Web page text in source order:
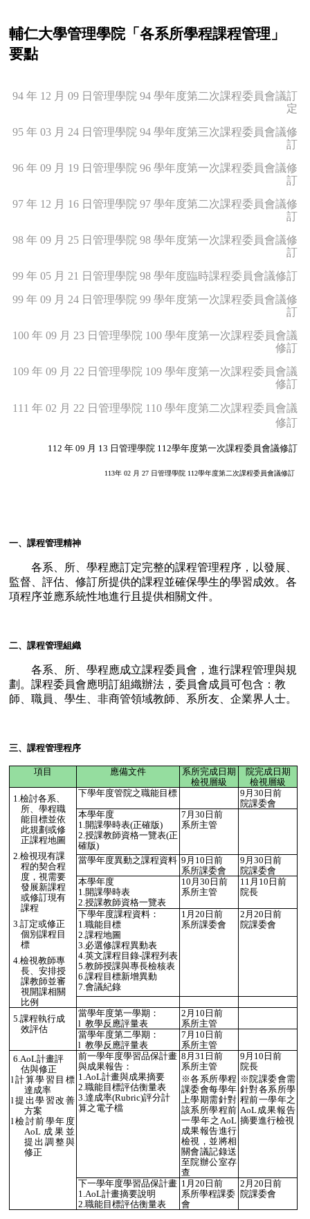
輔仁大學管理學院「各系所學程課程管理」
要點
94 年 12 月 09 日管理學院 94 學年度第二次課程委員會議訂
定
95 年 03 月 24 日管理學院 94 學年度第三次課程委員會議修
訂
96 年 09 月 19 日管理學院 96 學年度第一次課程委員會議修
訂
97 年 12 月 16 日管理學院 97 學年度第二次課程委員會議修
訂
98 年 09 月 25 日管理學院 98 學年度第一次課程委員會議修
訂
99 年 05 月 21 日管理學院 98 學年度臨時課程委員會議修訂
99 年 09 月 24 日管理學院 99 學年度第一次課程委員會議修
訂
100 年 09 月 23 日管理學院 100 學年度第一次課程委員會議
修訂
109 年 09 月 22 日管理學院 109 學年度第一次課程委員會議
修訂
111 年 02 月 22 日管理學院 110 學年度第二次課程委員會議
修訂
112 年 09 月 13 日管理學院 112學年度第一次課程委員會議修訂
113年 02 月 27 日管理學院 112學年度第二次課程委員會議修訂
一、課程管理精神
各系、所、學程應訂定完整的課程管理程序，以發展、
監督、評估、修訂所提供的課程並確保學生的學習成效。各
項程序並應系統性地進行且提供相關文件。
二、課程管理組織
各系、所、學程應成立課程委員會，進行課程管理與規
劃。課程委員會應明訂組織辦法，委員會成員可包含：教
師、職員、學生、非商管領域教師、系所友、企業界人士。
三、課程管理程序
項目 應備文件
系所完成日期
檢視層級
院完成日期
檢視層級
1.檢討各系、
所、學程職
能目標並依
此規劃或修
正課程地圖
2.檢視現有課
程的契合程
度，視需要
發展新課程
或修訂現有
課程
3.訂定或修正
個別課程目
標
4.檢視教師專
長、安排授
課教師並審
視開課相關
比例
下學年度管院之職能目標 9 月 30 日前
院課委會
本學年度
1.開課學時表(正確版)
2. 授課教師資格一覽表(正
確版)
7 月 30 日前
系所主管
當學年度異動之課程資料 9 月 10 日前
系所課委會
9 月 30 日前
院課委會
本學年度
1. 開課學時表
2. 授課教師資格一覽表
10 月 30 日前
系所主管
11 月 10 日前
院長
下學年度課程資料：
1. 職能目標
2. 課程地圖
3. 必選修課程異動表
4. 英文課程目錄-課程列表
5. 教師授課與專長檢核表
6. 課程目標新增異動
7. 會議紀錄
1 月 20 日前
系所課委會
2 月 20 日前
院課委會
5.課程執行成
效評估
當學年度第一學期：
l 教學反應評量表
2 月 10 日前
系所主管
當學年度第二學期：
l 教學反應評量表
7 月 10 日前
系所主管
6.AoL計畫評
估與修正
l計算學習目標
達成率
l提出學習改善
方案
l檢討前學年度
AoL 成果並
提出調整與
修正
前一學年度學習品保計畫
與成果報告：
1.AoL計畫與成果摘要
2. 職能目標評估衡量表
3. 達成率(Rubric)評分計
算之電子檔
8 月 31 日前
系所主管
※各系所學程
課委會每學年
上學期需針對
該系所學程前
一學年之AoL
成果報告進行
檢視，並將相
關會議記錄送
至院辦公室存
查
9 月 10 日前
院長
※ 院課委會需
針對各系所學
程前一學年之
AoL成果報告
摘要進行檢視
下一學年度學習品保計畫
1.AoL計畫摘要說明
2. 職能目標評估衡量表
1 月 20 日前
系所學程課委
會
2 月 20 日前
院課委會